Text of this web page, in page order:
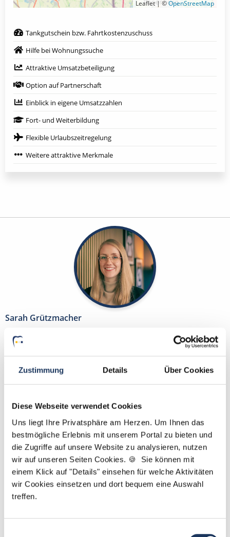
Zustimmung Details Über Cookies
Diese Webseite verwendet Cookies
Uns liegt Ihre Privatsphäre am Herzen. Um Ihnen das
bestmögliche Erlebnis mit unserem Portal zu bieten und
die Zugriffe auf unsere Website zu analysieren, nutzen
wir auf unseren Seiten Cookies. 🍪 Sie können mit
einem Klick auf "Details" einsehen für welche Aktivitäten
wir Cookies einsetzen und dort bequem eine Auswahl
treffen.
Leaflet | ©OpenStreetMap
Tankgutschein bzw. Fahrtkostenzuschuss
Hilfe bei Wohnungssuche
Attraktive Umsatzbeteiligung
Option auf Partnerschaft
Einblick in eigene Umsatzzahlen
Fort- und Weiterbildung
Flexible Urlaubszeitregelung
Weitere attraktive Merkmale
Sarah Grützmacher
Ansprechpartnerin
Gerne helfe ich Ihnen dabei, eine neue Stelle in
einer Zahnarztpraxis zu finden. Kontaktieren Sie
haben.
Jetzt zur kostenlosen Stellenanfrage
Kontakt
Tel.: +49 (0) 521 / 911 730 42
Fax: +49 (0) 521 / 911 730 41